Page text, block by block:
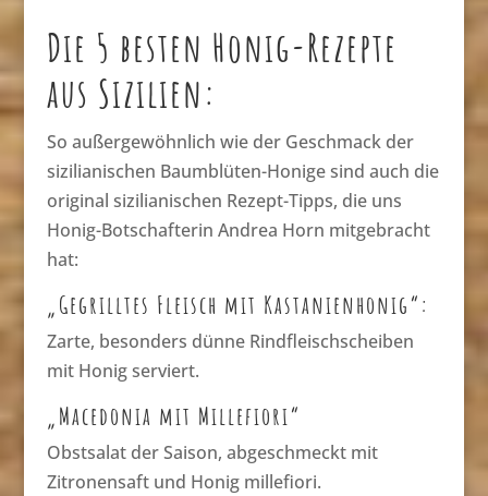
Die 5 besten Honig-Rezepte
aus Sizilien:
So außergewöhnlich wie der Geschmack der
sizilianischen Baumblüten-Honige sind auch die
original sizilianischen Rezept-Tipps, die uns
Honig-Botschafterin Andrea Horn mitgebracht
hat:
„Gegrilltes Fleisch mit Kastanienhonig“:
Zarte, besonders dünne Rindfleischscheiben
mit Honig serviert.
„Macedonia mit Millefiori“
Obstsalat der Saison, abgeschmeckt mit
Zitronensaft und Honig millefiori.